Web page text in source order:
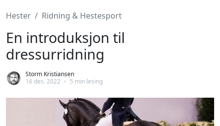
Hester Ridning & Hestesport
En introduksjon til
dressurridning
Storm Kristiansen
16 des. 2022 • 5 min lesing